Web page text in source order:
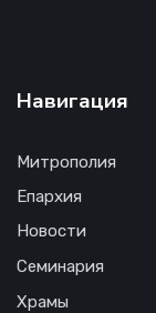
Навигация
Митрополия
Епархия
Новости
Семинария
Храмы